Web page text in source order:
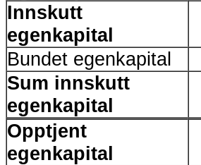
Innskutt
egenkapital
Bundet egenkapital
Sum innskutt
egenkapital
Opptjent
egenkapital